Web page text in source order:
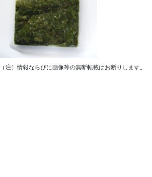
（注）情報ならびに画像等の無断転載はお断りします。